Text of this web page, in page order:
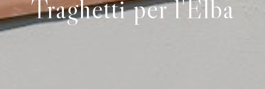
Traghetti per l'Elba